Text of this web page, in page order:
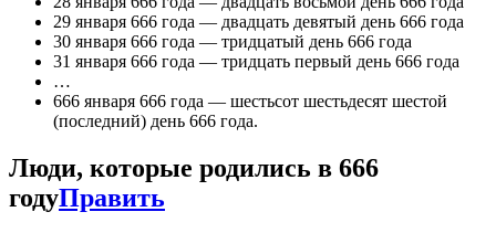
29 января 666 года — двадцать девятый день 666 года
30 января 666 года — тридцатый день 666 года
31 января 666 года — тридцать первый день 666 года
…
666 января 666 года — шестьсот шестьдесят шестой
(последний) день 666 года.
Люди, которые родились в 666
годуПравить